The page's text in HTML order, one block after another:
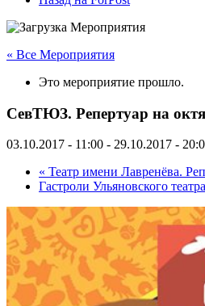
« Все Мероприятия
Это мероприятие прошло.
СевТЮЗ. Репертуар на
03.10.2017 - 11:00 - 29.10.2017 -
« Театр имени Лавренёва.
Гастроли Ульяновского